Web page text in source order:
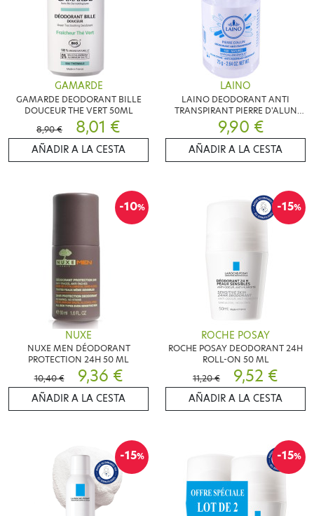
GAMARDE
GAMARDE DEODORANT BILLE
DOUCEUR THE VERT 50ML
8,90 €
8,01 €
AÑADIR A LA CESTA
LAINO
LAINO DEODORANT ANTI
TRANSPIRANT PIERRE D'ALUN
75G
9,90 €
AÑADIR A LA CESTA
-10%
NUXE
NUXE MEN DÉODORANT
PROTECTION 24H 50 ML
10,40 €
9,36 €
AÑADIR A LA CESTA
-15%
ROCHE POSAY
ROCHE POSAY DEODORANT 24H
ROLL-ON 50 ML
11,20 €
9,52 €
AÑADIR A LA CESTA
-15% -15%